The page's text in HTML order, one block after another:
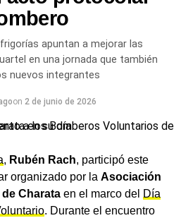
apuntan a mejorar las
en una jornada que también
nuevos integrantes
on 2 de junio de 2026
, Rubén Rach, participó este
organizado por la Asociación
Charataen el marco del Día
. Durante el encuentro